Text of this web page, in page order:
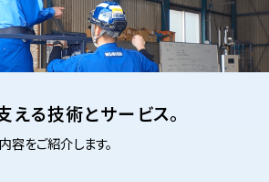
Dataで見る
NISHIHARA
働く場所
働く人
新卒採用 キャリア採用
る技術とサービス。
容をご紹介します。